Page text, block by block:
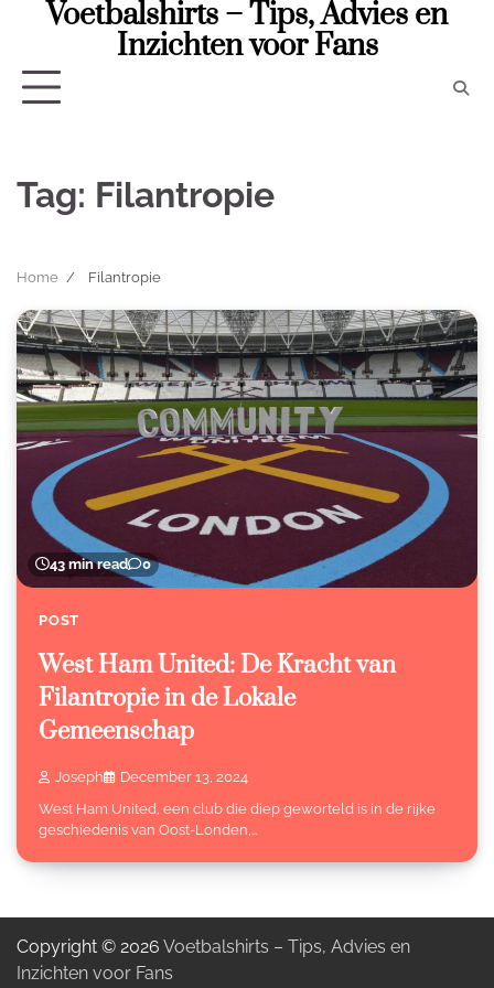
Voetbalshirts – Tips, Advies en
Inzichten voor Fans
Tag: Filantropie
Home Filantropie
43 min read 0
POST
West Ham United: De Kracht van
Filantropie in de Lokale
Gemeenschap
Joseph
December 13, 2024
West Ham United, een club die diep geworteld is in de rijke
geschiedenis van Oost-Londen,…
Copyright © 2026 Voetbalshirts – Tips, Advies en
Inzichten voor Fans